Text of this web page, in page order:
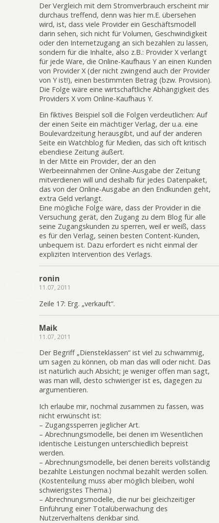
Der Vergleich mit dem Stromverbrauch erscheint mir
durchaus treffend, denn was hier m.E. übersehen
wird, ist, dass viele Provider ein Geschäftsmodell
darin sehen, sich nicht für Volumen, Geschwindigkeit
oder den Internetzugang an sich bezahlen zu lassen,
sondern für die Inhalte, also z.B.: Provider X verlangt
für jede Ware, die Online-Kaufhaus Y an einen Kunden
von Provider X (der nicht zwingend auch der Provider
von Y ist!), einen bestimmten Betrag (bzw. Provision).
Die Folge wäre eine wirtschaftliche Abhängigkeit des
Providers X vom Online-Kaufhaus Y.
Ein fiktives Beispiel soll die Folgen verdeutlichen: Auf
der einen Seite ein mächtiger Verlag, der u.a. eine
Boulevardzeitung herausgibt, und auf der anderen
Seite ein Watchblog für Medien, das sich oft kritisch
ebendiese Zeitung äußert.
In der Mitte ein Provider, der an den
Werbeeinnahmen der Online-Ausgabe der Zeitung
mitverdienen will und deshalb für jedes Datenpaket,
das von der Online-Ausgabe an den Endkunden geht,
extra Geld verlangt.
Eine mögliche Folge wäre, dass der Provider in die
Versuchung gerät, den Zugang zu dem Blog für alle
seine Zugangskunden zu sperren, weil er weiß, dass
es für den Verlag, seinen besten Content-Kunden,
unbequem ist. Dazu erfordert es nicht einmal der
expliziten Intervention des Verlags.
ronin
11.07, 2011
Zeile 17: Erg. „verkauft“.
Maik
11.07, 2011
Der Begriff „Diensteklassen“ ist viel zu schwammig,
um sagen zu können, ob man das will oder nicht. Das
ist natürlich auch Absicht; je weniger offen man sagt,
was man will, desto schwieriger ist es, dagegen zu
argumentieren.
Ich erlaube mir, nochmal zusammen zu fassen, was
nicht erwünscht ist:
– Zugangssperren jeglicher Art.
– Abrechnungsmodelle, bei denen im Wesentlichen
identische Leistungen unterschiedlich bepreist
werden.
– Abrechnungsmodelle, bei denen bereits vollständig
bezahlte Leistungen nochmal bezahlt werden sollen.
(Kostenteilung muss aber möglich bleiben, wohl
schwierigstes Thema.)
– Abrechnungsmodelle, die nur bei gleichzeitiger
Einführung einer Totalüberwachung des
Nutzerverhaltens denkbar sind.